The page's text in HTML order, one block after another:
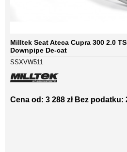
Milltek Seat Ateca Cupra 300 2.0
Downpipe De-cat
SSXVW511
Cena od: 3 288 zł Bez podatku: